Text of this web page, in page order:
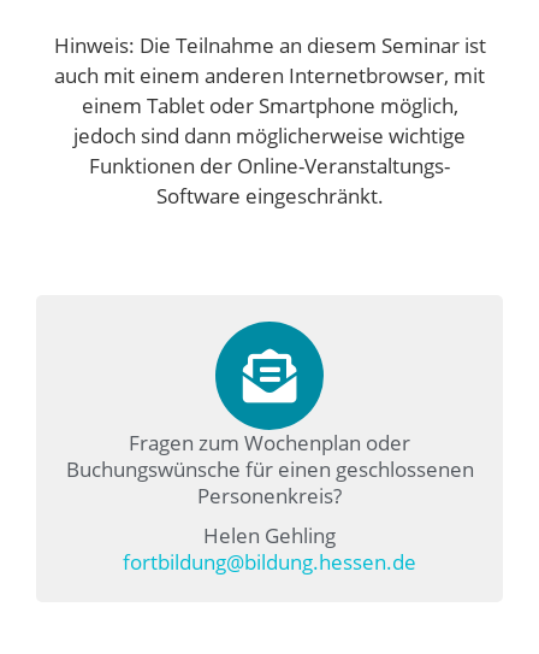
Hinweis: Die Teilnahme an diesem Seminar ist
auch mit einem anderen Internetbrowser, mit
einem Tablet oder Smartphone möglich,
jedoch sind dann möglicherweise wichtige
Funktionen der Online-Veranstaltungs-
Software eingeschränkt.
Fragen zum Wochenplan oder
Buchungswünsche für einen geschlossenen
Personenkreis?
Helen Gehling
fortbildung@bildung.hessen.de